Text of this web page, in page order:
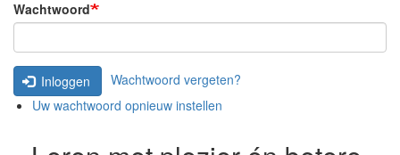
Wachtwoord
Inloggen
Wachtwoord vergeten?
Uw wachtwoord opnieuw instellen